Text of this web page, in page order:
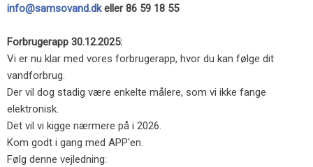
info@samsovand.dkeller 86 59 18 55
Forbrugerapp 30.12.2025:
Vi er nu klar med vores forbrugerapp, hvor du kan følge dit
vandforbrug.
Der vil dog stadig være enkelte målere, som vi ikke fange
elektronisk.
Det vil vi kigge nærmere på i 2026.
Kom godt i gang med APP'en.
Følg denne vejledning: